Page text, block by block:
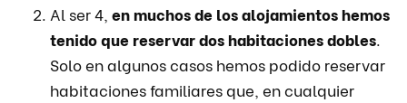
Al ser 4, en muchos de los alojamientos hemos
tenido que reservar dos habitaciones dobles.
Solo en algunos casos hemos podido reservar
habitaciones familiares que, en cualquier